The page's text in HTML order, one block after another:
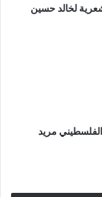
لخالد حسين
الفلسطيني مريد